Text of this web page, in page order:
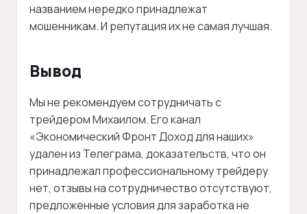
названием нередко принадлежат
мошенникам. И репутация их не самая лучшая.
Вывод
Мы не рекомендуем сотрудничать с
трейдером Михаилом. Его канал
«Экономический Фронт Доход для наших»
удален из Телеграма, доказательств, что он
принадлежал профессиональному трейдеру
нет, отзывы на сотрудничество отсутствуют,
предложенные условия для заработка не